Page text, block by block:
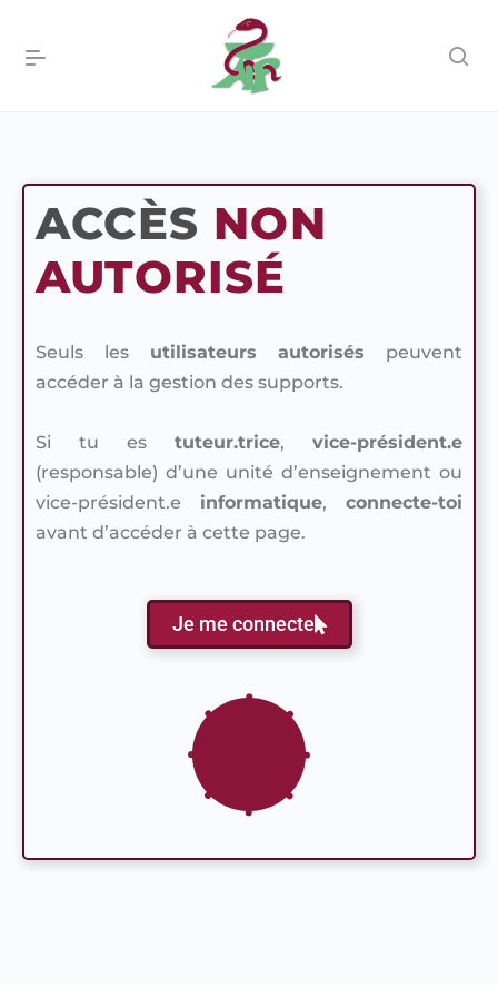
ACCÈS NON
AUTORISÉ
Seuls les utilisateurs autorisés peuvent
accéder à la gestion des supports.
Si tu es tuteur.trice, vice-président.e
(responsable) d’une unité d’enseignement ou
vice-président.e informatique, connecte-toi
avant d’accéder à cette page.
Je me connecte